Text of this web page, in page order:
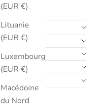
(EUR €)
Lituanie
(EUR €)
Luxembourg
(EUR €)
Macédoine
du Nord